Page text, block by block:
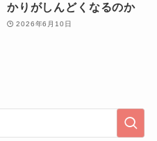
かりがしんどくなるのか
2026年6月10日